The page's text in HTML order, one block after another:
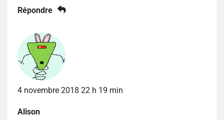
Répondre
4 novembre 2018 22 h 19 min
Alison